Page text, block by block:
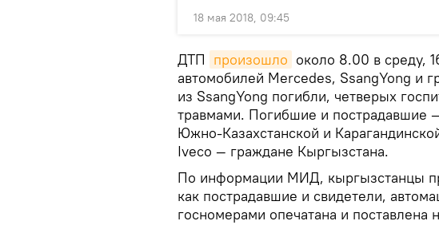
18 мая 2018, 09:45
ДТП произошло около 8.00 в среду,
автомобилей Mercedes, SsangYong и
из SsangYong погибли, четверых
травмами. Погибшие и
Южно-Казахстанской и
Iveco — граждане Кыргызстана.
По информации МИД, кыргызстанцы
как пострадавшие и свидетели,
госномерами опечатана и поставлена